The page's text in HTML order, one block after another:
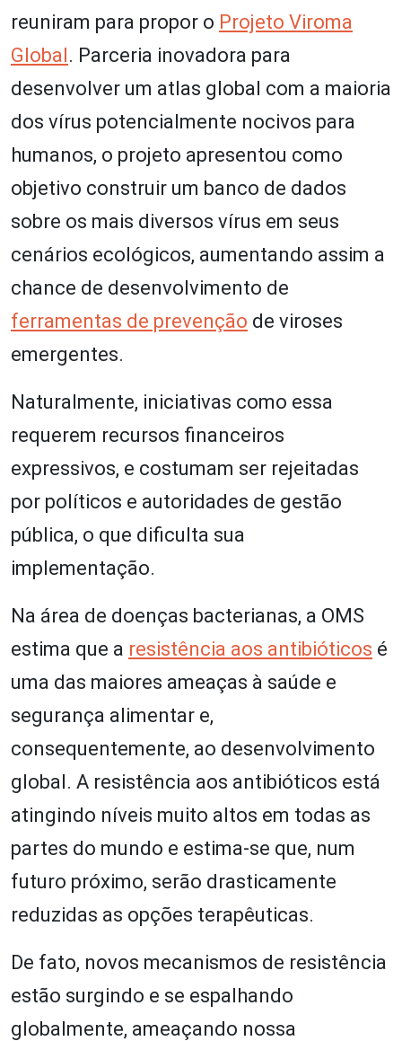
reuniram para propor o Projeto Viroma
Global. Parceria inovadora para
desenvolver um atlas global com a maioria
dos vírus potencialmente nocivos para
humanos, o projeto apresentou como
objetivo construir um banco de dados
sobre os mais diversos vírus em seus
cenários ecológicos, aumentando assim a
chance de desenvolvimento de
ferramentas de prevenção de viroses
emergentes.
Naturalmente, iniciativas como essa
requerem recursos financeiros
expressivos, e costumam ser rejeitadas
por políticos e autoridades de gestão
pública, o que dificulta sua
implementação.
Na área de doenças bacterianas, a OMS
estima que a resistência aos antibióticos é
uma das maiores ameaças à saúde e
segurança alimentar e,
consequentemente, ao desenvolvimento
global. A resistência aos antibióticos está
atingindo níveis muito altos em todas as
partes do mundo e estima-se que, num
futuro próximo, serão drasticamente
reduzidas as opções terapêuticas.
De fato, novos mecanismos de resistência
estão surgindo e se espalhando
globalmente, ameaçando nossa